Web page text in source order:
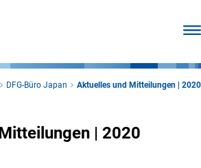
DFG-Büro Japan Aktuelles und Mitteilungen | 2020
| 2020